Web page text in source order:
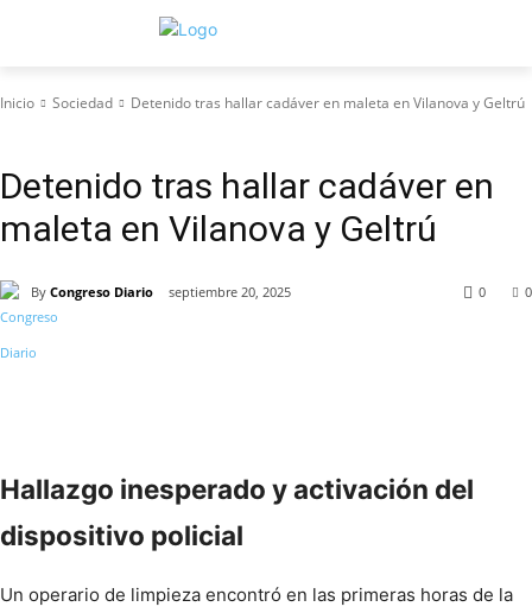
Inicio Sociedad Detenido tras hallar cadáver en maleta en Vilanova y Geltrú
Detenido tras hallar cadáver en
maleta en Vilanova y Geltrú
By Congreso Diario septiembre 20, 2025 0
0
Hallazgo inesperado y activación del
dispositivo policial
Un operario de limpieza encontró en las primeras horas de la